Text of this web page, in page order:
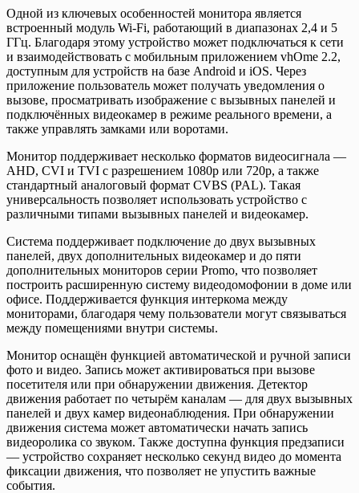
Одной из ключевых особенностей монитора является
встроенный модуль Wi-Fi, работающий в диапазонах 2,4 и 5
ГГц. Благодаря этому устройство может подключаться к сети
и взаимодействовать с мобильным приложением vhOme 2.2,
доступным для устройств на базе Android и iOS. Через
приложение пользователь может получать уведомления о
вызове, просматривать изображение с вызывных панелей и
подключённых видеокамер в режиме реального времени, а
также управлять замками или воротами.
Монитор поддерживает несколько форматов видеосигнала —
AHD, CVI и TVI с разрешением 1080p или 720p, а также
стандартный аналоговый формат CVBS (PAL). Такая
универсальность позволяет использовать устройство с
различными типами вызывных панелей и видеокамер.
Система поддерживает подключение до двух вызывных
панелей, двух дополнительных видеокамер и до пяти
дополнительных мониторов серии Promo, что позволяет
построить расширенную систему видеодомофонии в доме или
офисе. Поддерживается функция интеркома между
мониторами, благодаря чему пользователи могут связываться
между помещениями внутри системы.
Монитор оснащён функцией автоматической и ручной записи
фото и видео. Запись может активироваться при вызове
посетителя или при обнаружении движения. Детектор
движения работает по четырём каналам — для двух вызывных
панелей и двух камер видеонаблюдения. При обнаружении
движения система может автоматически начать запись
видеоролика со звуком. Также доступна функция предзаписи
— устройство сохраняет несколько секунд видео до момента
фиксации движения, что позволяет не упустить важные
события.